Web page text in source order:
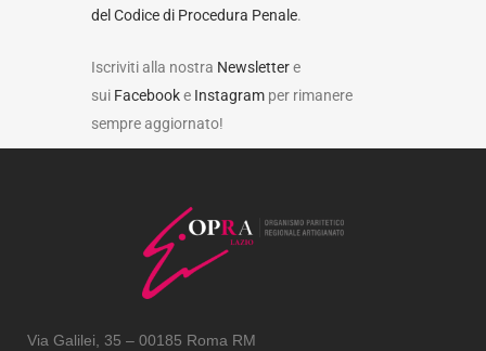
del Codice di Procedura Penale.
Iscriviti alla nostra Newslettere
sui Facebooke Instagram per rimanere
sempre aggiornato!
Via Galilei, 35 – 00185 Roma RM